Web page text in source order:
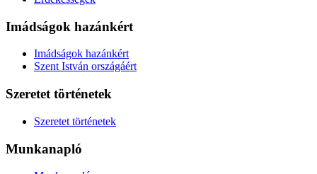
Imádságok hazánkért
Imádságok hazánkért
Szent István országáért
Szeretet történetek
Szeretet történetek
Munkanapló